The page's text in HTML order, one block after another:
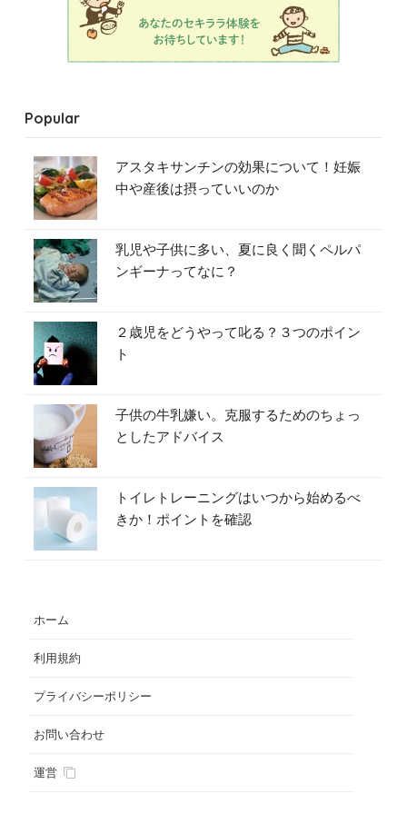
Popular
アスタキサンチンの効果について！妊娠
中や産後は摂っていいのか
乳児や子供に多い、夏に良く聞くペルパ
ンギーナってなに？
２歳児をどうやって叱る？３つのポイン
ト
子供の牛乳嫌い。克服するためのちょっ
としたアドバイス
トイレトレーニングはいつから始めるべ
きか！ポイントを確認
ホーム
利用規約
プライバシーポリシー
お問い合わせ
運営